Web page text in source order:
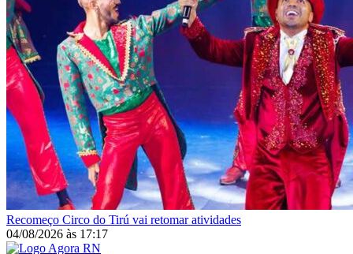
Recomeço Circo do Tirú vai retomar atividades
04/08/2026 às 17:17